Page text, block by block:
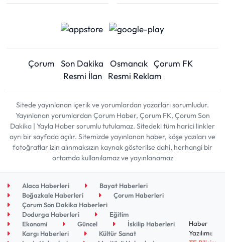
Çorum Son Dakika Osmancık Çorum FK
Resmi İlan
Resmi Reklam
Sitede yayınlanan içerik ve yorumlardan yazarları sorumludur.
Yayınlanan yorumlardan Çorum Haber, Çorum FK, Çorum Son
Dakika | Yayla Haber sorumlu tutulamaz. Sitedeki tüm harici linkler
ayrı bir sayfada açılır. Sitemizde yayınlanan haber, köşe yazıları ve
fotoğraflar izin alınmaksızın kaynak gösterilse dahi, herhangi bir
ortamda kullanılamaz ve yayınlanamaz
Alaca Haberleri
Bayat Haberleri
Boğazkale Haberleri
Çorum Haberleri
Çorum Son Dakika Haberleri
Dodurga Haberleri
Eğitim
Ekonomi
Güncel
İskilip Haberleri
Kargı Haberleri
Kültür Sanat
Haber
Yazılımı: